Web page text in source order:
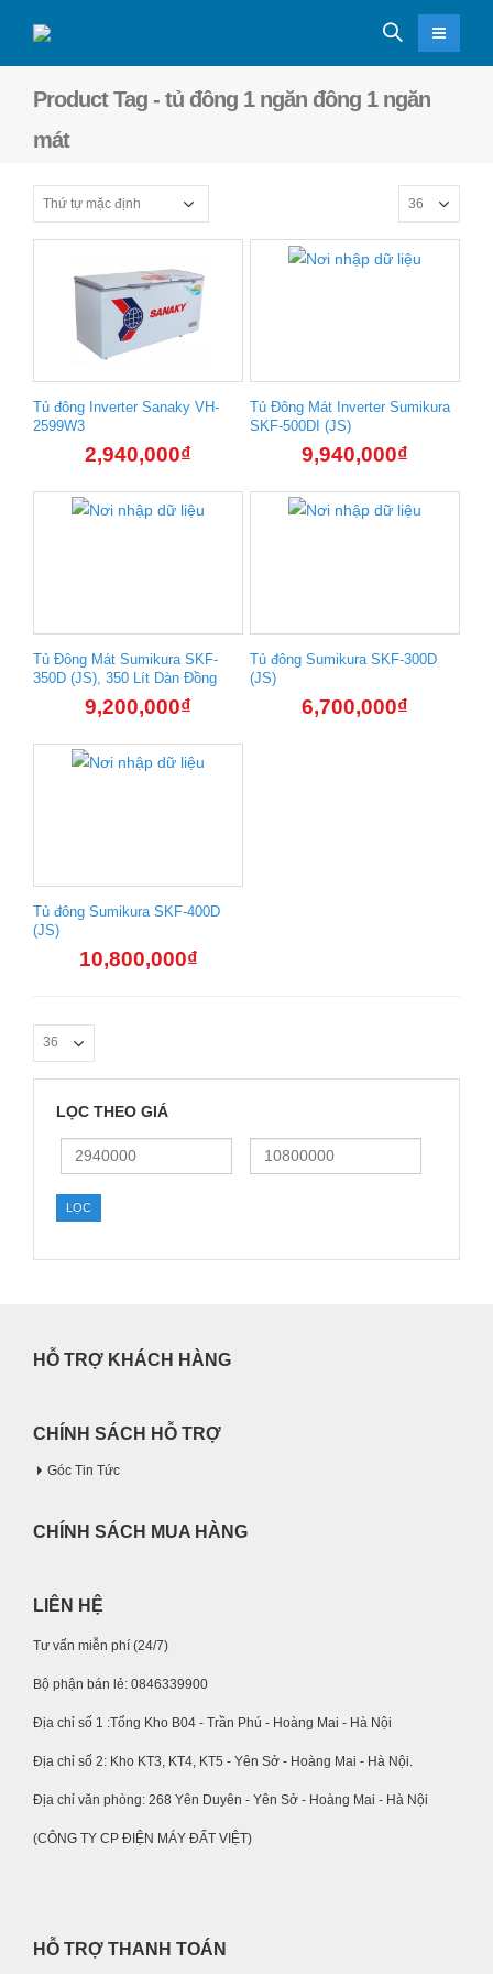
Product Tag - tủ đông 1 ngăn đông 1 ngăn
mát
Tủ đông Inverter Sanaky VH-
2599W3
2,940,000₫
Tủ Đông Mát Inverter Sumikura
SKF-500DI (JS)
9,940,000₫
Tủ Đông Mát Sumikura SKF-
350D (JS), 350 Lít Dàn Đồng
9,200,000₫
Tủ đông Sumikura SKF-300D
(JS)
6,700,000₫
Tủ đông Sumikura SKF-400D
(JS)
10,800,000₫
LỌC THEO GIÁ
Giá
nhất
Giá
LỌC
HỖ TRỢ KHÁCH HÀNG
CHÍNH SÁCH HỖ TRỢ
Góc Tin Tức
CHÍNH SÁCH MUA HÀNG
LIÊN HỆ
Tư vấn miễn phí (24/7)
Bộ phận bán lẻ: 0846339900
Địa chỉ số 1 :Tổng Kho B04 - Trần Phú - Hoàng Mai - Hà Nội
Địa chỉ số 2: Kho KT3, KT4, KT5 - Yên Sở - Hoàng Mai - Hà Nội.
Địa chỉ văn phòng: 268 Yên Duyên - Yên Sở - Hoàng Mai - Hà Nội
(CÔNG TY CP ĐIỆN MÁY ĐẤT VIỆT)
HỖ TRỢ THANH TOÁN